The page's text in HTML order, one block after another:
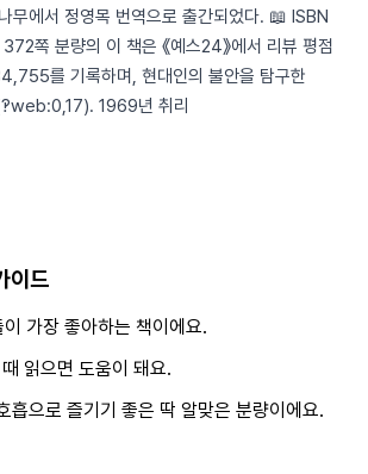
무에서 정영목 번역으로 출간되었다. 📖 ISBN
쪽 분량의 이 책은 《예스24》에서 리뷰 평점
를 기록하며, 현대인의 불안을 탐구한
1969년 취리
이드
이 가장 좋아하는 책이에요.
읽으면 도움이 돼요.
흡으로 즐기기 좋은 딱 알맞은 분량이에요.